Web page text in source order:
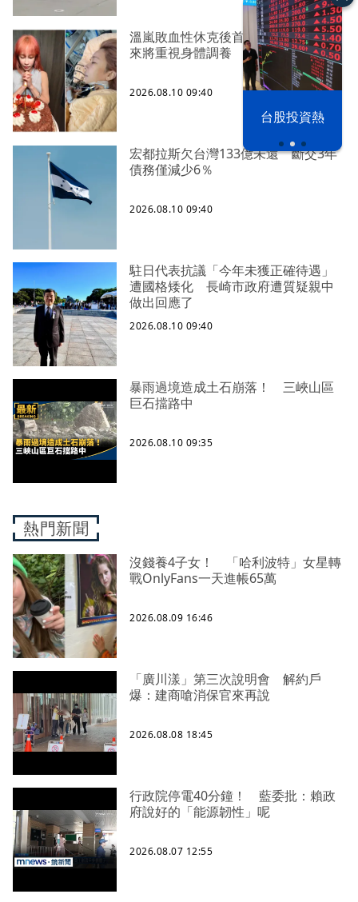
台股投資熱
溫嵐敗血性休克後首露面 氣色不錯未
來將重視身體調養
2026.08.10 09:40
宏都拉斯欠台灣133億未還 斷交3年
債務僅減少6％
2026.08.10 09:40
駐日代表抗議「今年未獲正確待遇」
遭國格矮化 長崎市政府遭質疑親中
做出回應了
2026.08.10 09:40
暴雨過境造成土石崩落！ 三峽山區
巨石擋路中
2026.08.10 09:35
熱門新聞
沒錢養4子女！ 「哈利波特」女星轉
戰OnlyFans一天進帳65萬
2026.08.09 16:46
「廣川漾」第三次說明會 解約戶
爆：建商嗆消保官來再說
2026.08.08 18:45
行政院停電40分鐘！ 藍委批：賴政
府說好的「能源韌性」呢
2026.08.07 12:55